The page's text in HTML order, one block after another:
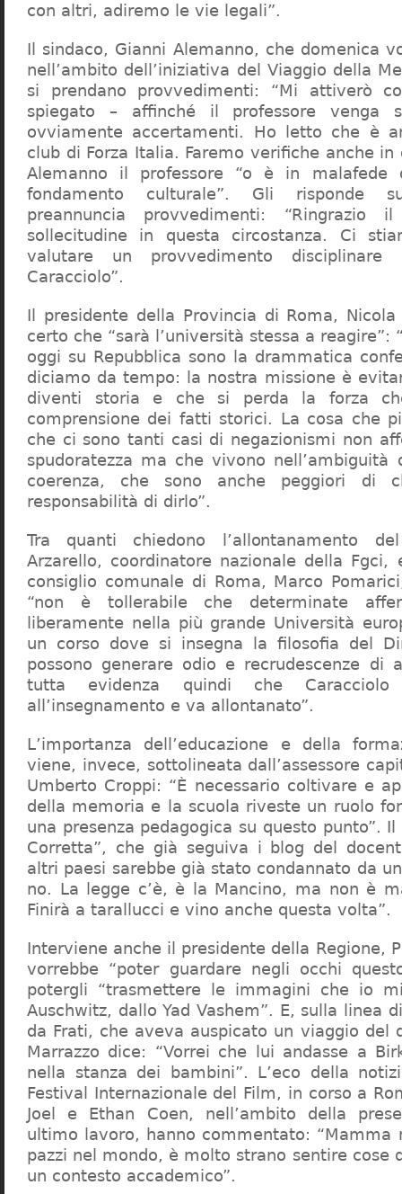
con altri, adiremo le vie legali”.
Il sindaco, Gianni Alemanno, che domenica
nell’ambito dell’iniziativa del Viaggio della
si prendano provvedimenti: “Mi attiverò
spiegato – affinché il professore venga
ovviamente accertamenti. Ho letto che è
club di Forza Italia. Faremo verifiche anche in
Alemanno il professore “o è in malafede
fondamento culturale”. Gli risponde
preannuncia provvedimenti:
sollecitudine in questa circostanza. Ci
valutare un provvedimento
Caracciolo”.
Il presidente della Provincia di Roma,
certo che “sarà l’università stessa a reagire”:
oggi su Repubblica sono la drammatica
diciamo da tempo: la nostra missione è
diventi storia e che si perda la forza
comprensione dei fatti storici. La cosa che
che ci sono tanti casi di negazionismi non
spudoratezza ma che vivono nell’ambiguità
coerenza, che sono anche peggiori di
responsabilità di dirlo”.
Tra quanti chiedono l’allontanamento
Arzarello, coordinatore nazionale della
consiglio comunale di Roma, Marco
“non è tollerabile che determinate
liberamente nella più grande Università
un corso dove si insegna la filosofia del
possono generare odio e recrudescenze di
tutta evidenza quindi che
all’insegnamento e va allontanato”.
L’importanza dell’educazione e della
viene, invece, sottolineata dall’assessore
Umberto Croppi: “È necessario coltivare e
della memoria e la scuola riveste un ruolo
una presenza pedagogica su questo punto”.
Corretta”, che già seguiva i blog del
altri paesi sarebbe già stato condannato da
no. La legge c’è, è la Mancino, ma non è
Finirà a tarallucci e vino anche questa volta”.
Interviene anche il presidente della Regione,
vorrebbe “poter guardare negli occhi
potergli “trasmettere le immagini che io
Auschwitz, dallo Yad Vashem”. E, sulla linea
da Frati, che aveva auspicato un viaggio del
Marrazzo dice: “Vorrei che lui andasse a
nella stanza dei bambini”. L’eco della
Festival Internazionale del Film, in corso a
Joel e Ethan Coen, nell’ambito della
ultimo lavoro, hanno commentato: “Mamma
pazzi nel mondo, è molto strano sentire cose
un contesto accademico”.